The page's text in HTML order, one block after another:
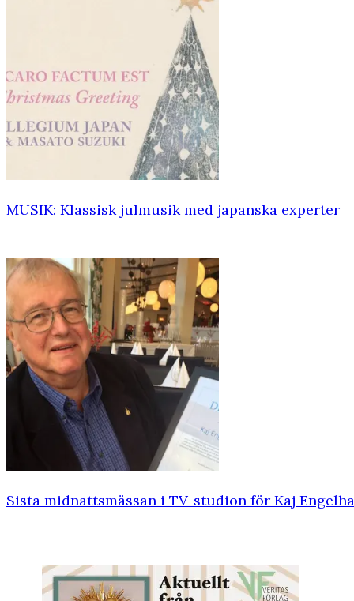
MUSIK: Klassisk julmusik med japanska experter
Sista midnattsmässan i TV-studion för Kaj